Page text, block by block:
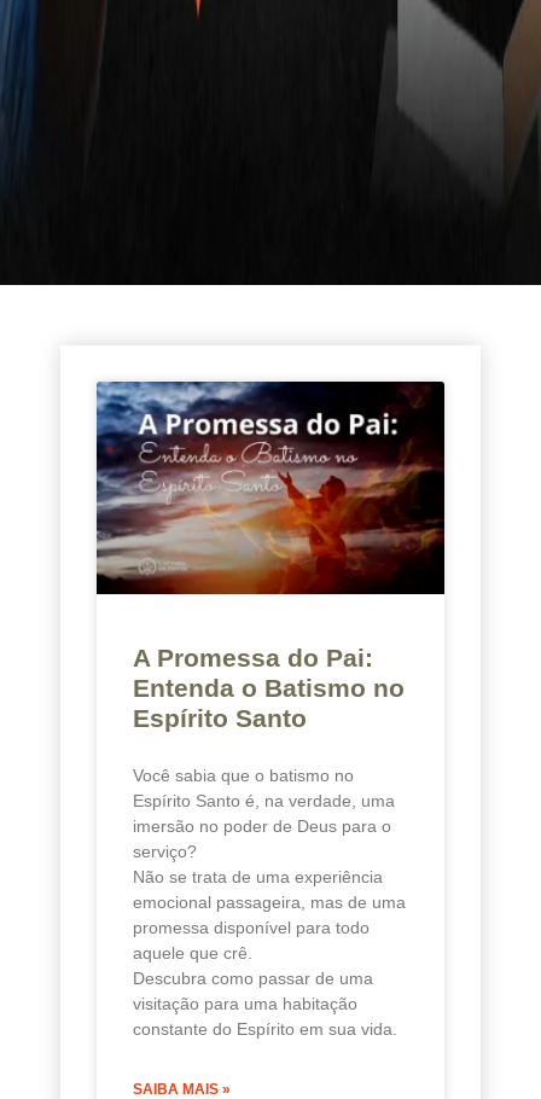
A Promessa do Pai:
Entenda o Batismo no
Espírito Santo
Você sabia que o batismo no
Espírito Santo é, na verdade, uma
imersão no poder de Deus para o
serviço?
Não se trata de uma experiência
emocional passageira, mas de uma
promessa disponível para todo
aquele que crê.
Descubra como passar de uma
visitação para uma habitação
constante do Espírito em sua vida.
SAIBA MAIS »